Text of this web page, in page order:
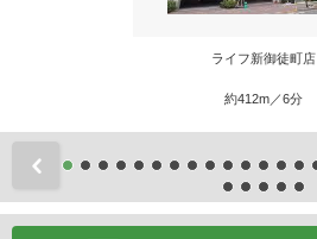
ライフ新御徒町店
約412m／6分
前